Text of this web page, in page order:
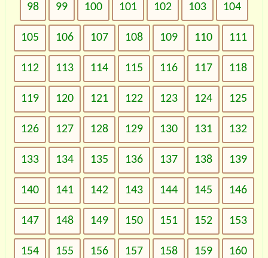
98 99 100 101 102 103 104
105 106 107 108 109 110 111
112 113 114 115 116 117 118
119 120 121 122 123 124 125
126 127 128 129 130 131 132
133 134 135 136 137 138 139
140 141 142 143 144 145 146
147 148 149 150 151 152 153
154 155 156 157 158 159 160